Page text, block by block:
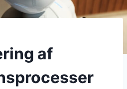
af